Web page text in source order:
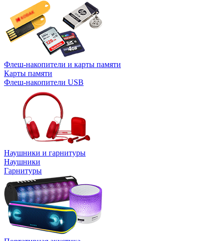
Флеш-накопители и карты памяти
Карты памяти
Флеш-накопители USB
Наушники и гарнитуры
Наушники
Гарнитуры